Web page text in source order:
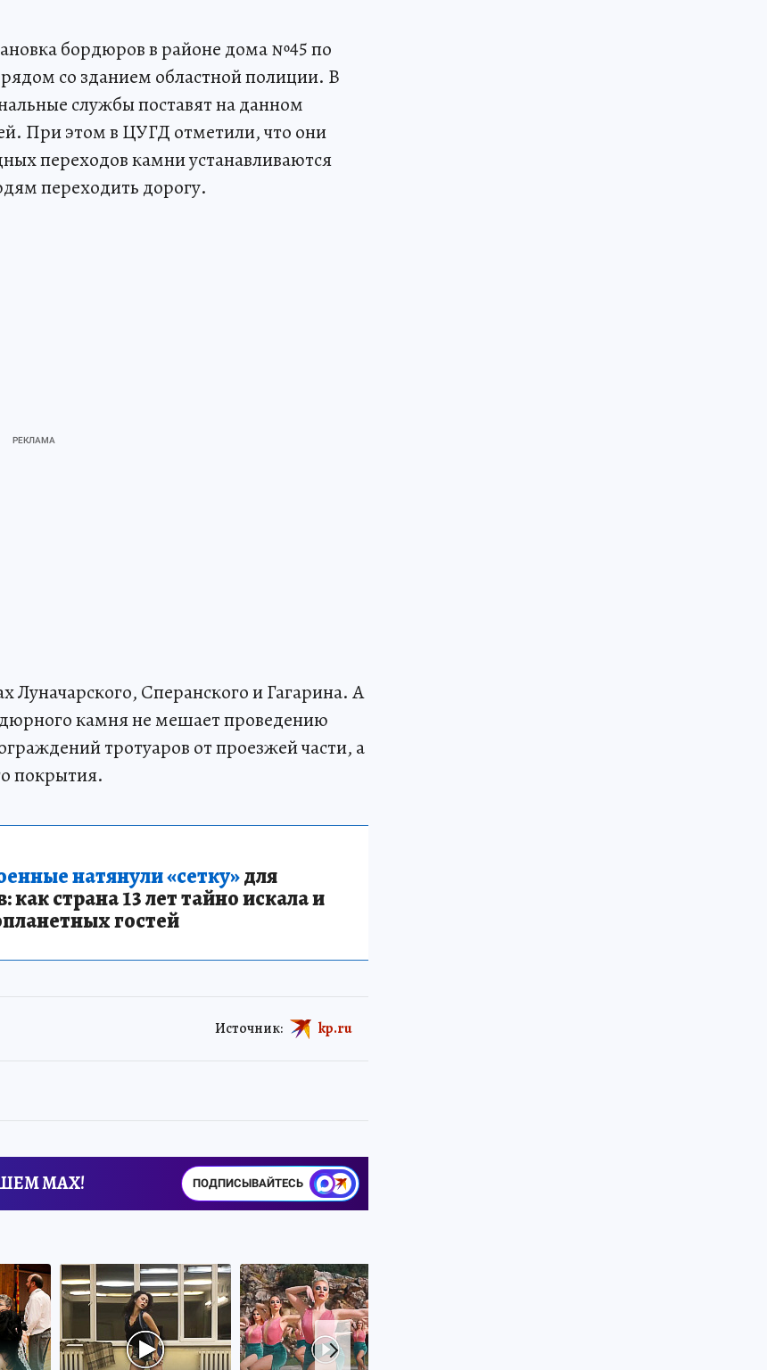
бордюров в районе дома №45 по
со зданием областной полиции. В
службы поставят на данном
При этом в ЦУГД отметили, что они
переходов камни устанавливаются
переходить дорогу.
Сперанского и Гагарина. А
камня не мешает проведению
тротуаров от проезжей части, а
покрытия.
натянули «сетку»для
страна 13 лет тайно искала и
гостей
Источник: kp.ru
MAX! ПОДПИСЫВАЙТЕСЬ